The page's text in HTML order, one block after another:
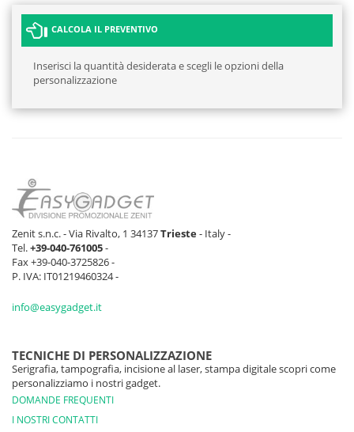
CALCOLA IL PREVENTIVO
Inserisci la quantità desiderata e scegli le opzioni della
personalizzazione
Zenit s.n.c. - Via Rivalto, 1 34137Trieste- Italy -
Tel.+39-040-761005-
Fax +39-040-3725826 -
P. IVA: IT01219460324 -
info@easygadget.it
TECNICHE DI PERSONALIZZAZIONE
Serigrafia, tampografia, incisione al laser, stampa digitale scopri come
personalizziamo i nostri gadget.
DOMANDE FREQUENTI
I NOSTRI CONTATTI